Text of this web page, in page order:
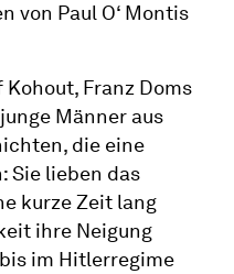
von Paul O‘ Montis
Franz Doms
Männer aus
die eine
Sie lieben das
kurze Zeit lang
ihre Neigung
im Hitlerregime